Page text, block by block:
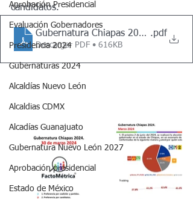
Aprobación Presidencial
Evaluación Gobernadores
Presidencia 2024
Gubernaturas 2024
Alcaldías Nuevo León
Alcaldias CDMX
Alcadías Guanajuato
Gubernatura Nuevo León 2027
Aprobación presidencial
Estado de México
candidatos.
Gubernatura Chiapas 2024 - Marzo
.pdf
Descargar PDF • 616KB